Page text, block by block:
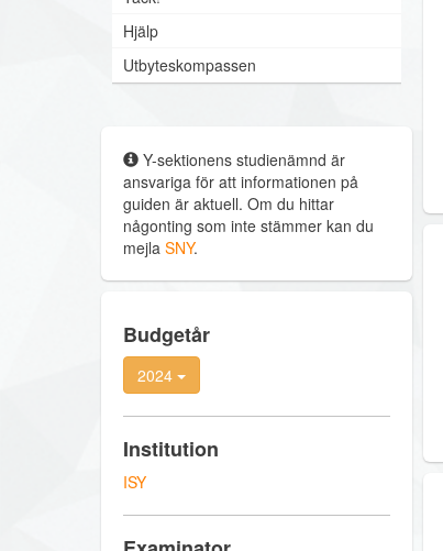
Hjälp
Utbyteskompassen
Y-sektionens studienämnd är
ansvariga för att informationen på
guiden är aktuell. Om du hittar
någonting som inte stämmer kan du
mejla SNY.
Budgetår
2024
Institution
ISY